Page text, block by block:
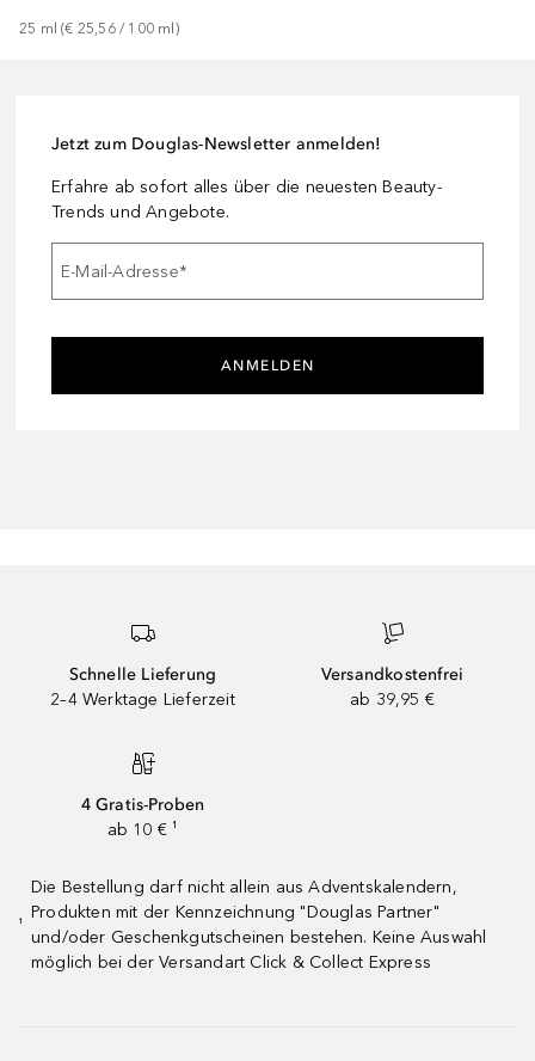
25 ml (€ 25,56 / 100 ml )
Jetzt zum Douglas-Newsletter anmelden!
Erfahre ab sofort alles über die neuesten Beauty-
Trends und Angebote.
E-Mail-Adresse*
ANMELDEN
Schnelle Lieferung
2–4 Werktage Lieferzeit
Versandkostenfrei
ab 39,95 €
4 Gratis-Proben
ab 10 € ¹
¹
Die Bestellung darf nicht allein aus Adventskalendern,
Produkten mit der Kennzeichnung "Douglas Partner"
und/oder Geschenkgutscheinen bestehen. Keine Auswahl
möglich bei der Versandart Click & Collect Express